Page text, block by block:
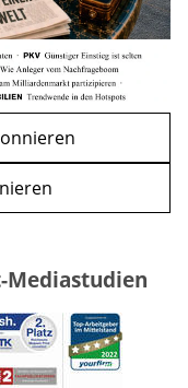
Mediastudien